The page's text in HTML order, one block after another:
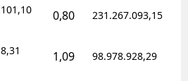
Trabzon
101,10 0,80 231.267.093,15
8,31 1,09 98.978.928,29